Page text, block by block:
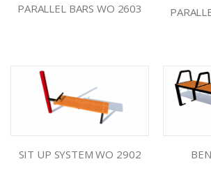
PARALLEL BARS WO 2603
SIT UP SYSTEM WO 2902